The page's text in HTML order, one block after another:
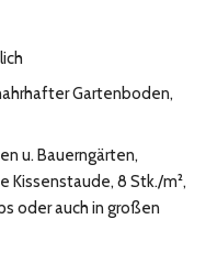
Gartenboden,
u. Bauerngärten,
Kissenstaude, 8 Stk./m²,
oder auch in großen